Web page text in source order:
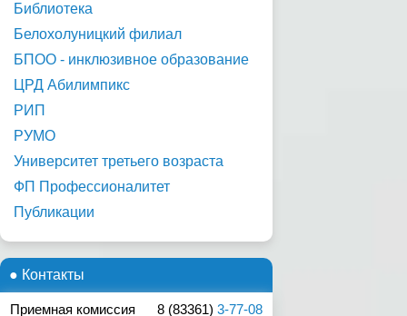
Библиотека
Белохолуницкий филиал
БПОО - инклюзивное образование
ЦРД Абилимпикс
РИП
РУМО
Университет третьего возраста
ФП Профессионалитет
Публикации
● Контакты
Приемная комиссия 8 (83361) 3-77-08